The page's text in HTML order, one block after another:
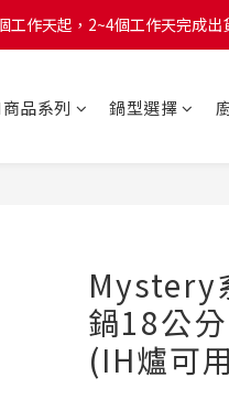
工作天起，2~4個工作天完成出
工作天起，2~4個工作天完成出
工作天起，2~4個工作天完成出貨
品系列 鍋型選擇
Mystery
鍋18公
(IH爐可